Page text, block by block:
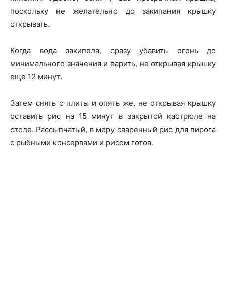
поскольку не желательно до закипания крышку
открывать.
Когда вода закипела, сразу убавить огонь до
минимального значения и варить, не открывая крышку
еще 12 минут.
Затем снять с плиты и опять же, не открывая крышку
оставить рис на 15 минут в закрытой кастрюле на
столе. Рассыпчатый, в меру сваренный рис для пирога
с рыбными консервами и рисом готов.